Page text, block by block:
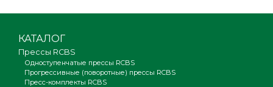
КАТАЛОГ
Прессы RCBS
Одноступенчатые прессы RCBS
Прогрессивные (поворотные) прессы RCBS
Пресс-комплекты RCBS